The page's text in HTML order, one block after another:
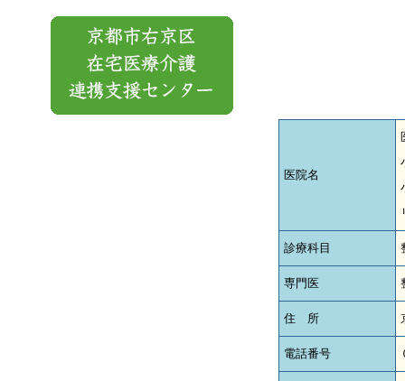
医院名
診療科目
専門医
住 所
電話番号